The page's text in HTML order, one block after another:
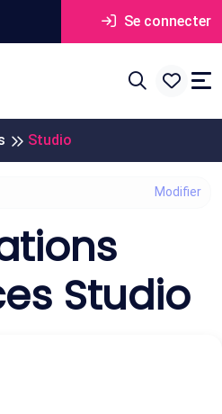
Se connecter
Studio
Studio